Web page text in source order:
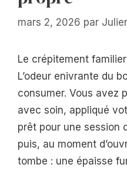
mars 2, 2026 par
Le crépitement
L’odeur enivrante du
consumer. Vous avez
avec soin, appliqué
prêt pour une session
puis, au moment
tombe : une épaisse